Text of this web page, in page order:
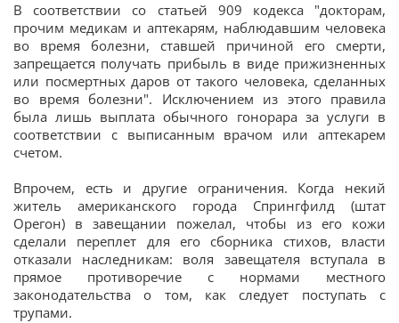
В соответствии со статьей 909 кодекса "докторам,
прочим медикам и аптекарям, наблюдавшим человека
во время болезни, ставшей причиной его смерти,
запрещается получать прибыль в виде прижизненных
или посмертных даров от такого человека, сделанных
во время болезни". Исключением из этого правила
была лишь выплата обычного гонорара за услуги в
соответствии с выписанным врачом или аптекарем
счетом.
Впрочем, есть и другие ограничения. Когда некий
житель американского города Спрингфилд (штат
Орегон) в завещании пожелал, чтобы из его кожи
сделали переплет для его сборника стихов, власти
отказали наследникам: воля завещателя вступала в
прямое противоречие с нормами местного
законодательства о том, как следует поступать с
трупами.